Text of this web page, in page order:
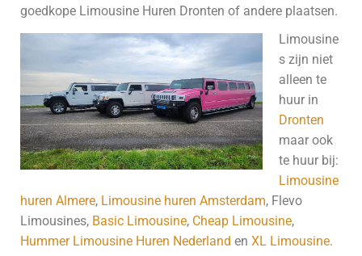
goedkope Limousine Huren Dronten of andere plaatsen.
Limousine
s zijn niet
alleen te
huur in
Dronten
maar ook
te huur bij:
Limousine
huren Almere, Limousine huren Amsterdam, Flevo
Limousines, Basic Limousine, Cheap Limousine,
Hummer Limousine Huren Nederland en XL Limousine.